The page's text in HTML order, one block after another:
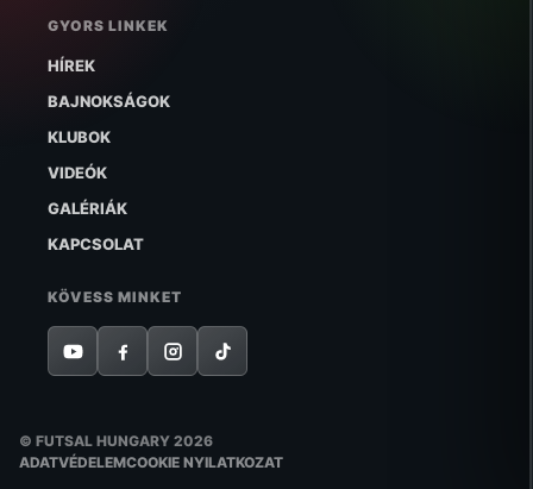
GYORS LINKEK
HÍREK
BAJNOKSÁGOK
KLUBOK
VIDEÓK
GALÉRIÁK
KAPCSOLAT
KÖVESS MINKET
© FUTSAL HUNGARY 2026
ADATVÉDELEMCOOKIE NYILATKOZAT